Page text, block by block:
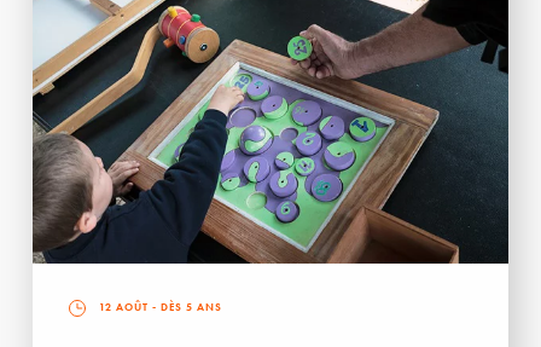
12 AOÛT - DÈS 5 ANS